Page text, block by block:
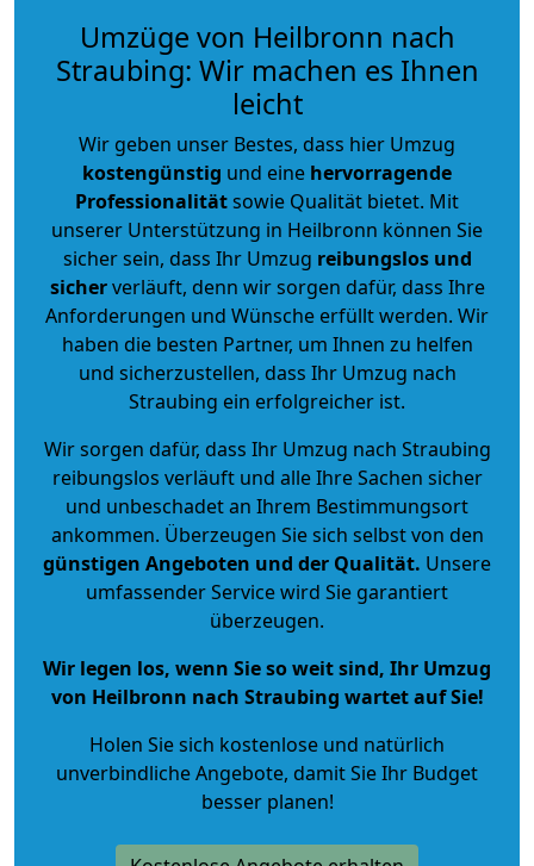
Umzüge von Heilbronn nach
Straubing: Wir machen es Ihnen
leicht
Wir geben unser Bestes, dass hier Umzug
kostengünstig und eine hervorragende
Professionalitätsowie Qualität bietet. Mit
unserer Unterstützung in Heilbronn können Sie
sicher sein, dass Ihr Umzug reibungslos und
sicherverläuft, denn wir sorgen dafür, dass Ihre
Anforderungen und Wünsche erfüllt werden. Wir
haben die besten Partner, um Ihnen zu helfen
und sicherzustellen, dass Ihr Umzug nach
Straubing ein erfolgreicher ist.
Wir sorgen dafür, dass Ihr Umzug nach Straubing
reibungslos verläuft und alle Ihre Sachen sicher
und unbeschadet an Ihrem Bestimmungsort
ankommen. Überzeugen Sie sich selbst von den
günstigen Angeboten und der Qualität. Unsere
umfassender Service wird Sie garantiert
überzeugen.
Wir legen los, wenn Sie so weit sind, Ihr Umzug
von Heilbronn nach Straubing wartet auf Sie!
Holen Sie sich kostenlose und natürlich
unverbindliche Angebote, damit Sie Ihr Budget
besser planen!